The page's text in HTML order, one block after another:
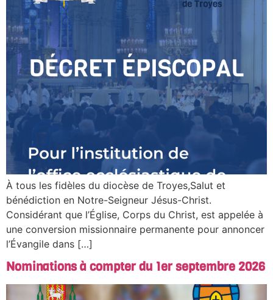
À tous les fidèles du diocèse de Troyes,Salut et
bénédiction en Notre-Seigneur Jésus-Christ.
Considérant que l’Église, Corps du Christ, est appelée à
une conversion missionnaire permanente pour annoncer
l’Évangile dans […]
Nominations à compter du 1er septembre 2026